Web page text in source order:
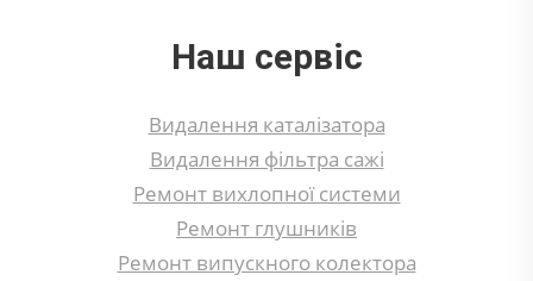
Наш сервіс
Видалення каталізатора
Видалення фільтра сажі
Ремонт вихлопної системи
Ремонт глушників
Ремонт випускного колектора